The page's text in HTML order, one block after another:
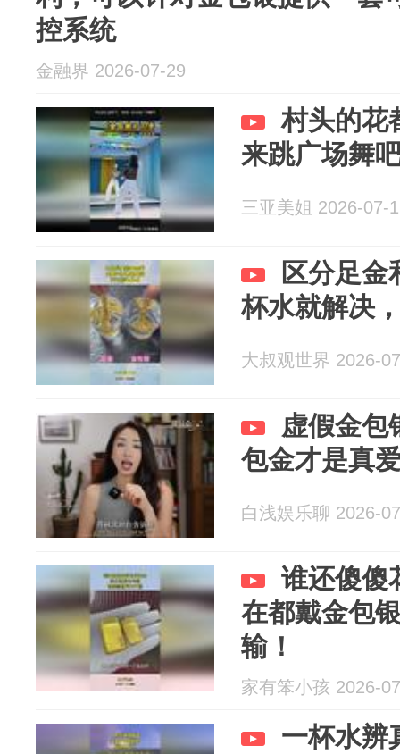
控系统
金融界 2026-07-29
村头的花
来跳广场舞
三亚美姐 2026-07-
区分足金
杯水就解决
大叔观世界 2026-
虚假金包
包金才是真
白浅娱乐聊 2026-
谁还傻傻
在都戴金包
输！
家有笨小孩 2026-
一杯水辨